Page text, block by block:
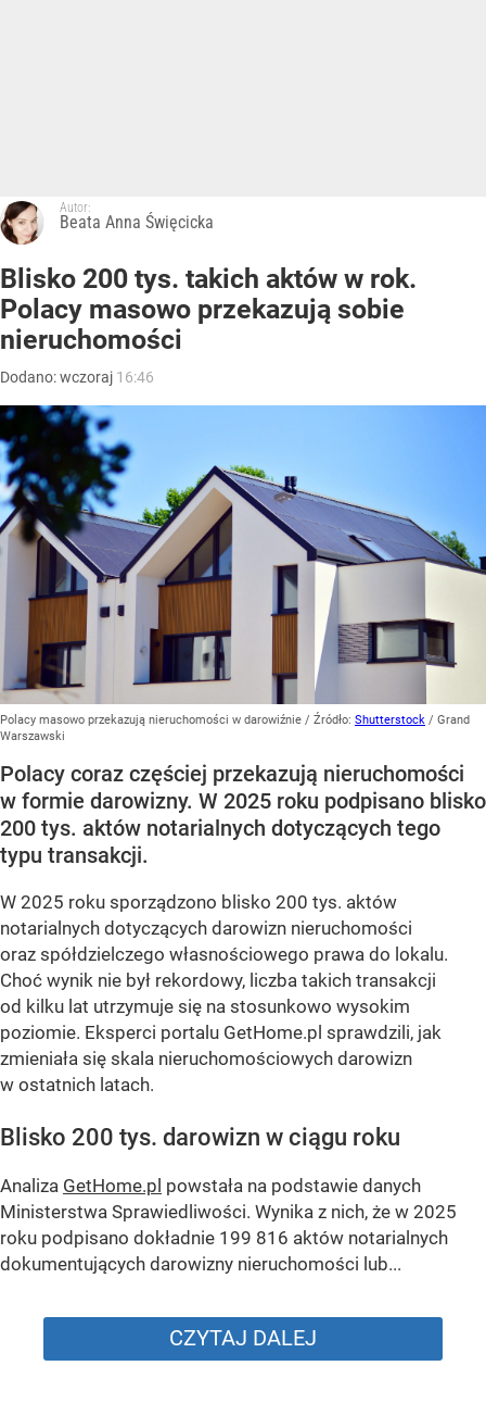
Autor:
Beata Anna Święcicka
Blisko 200 tys. takich aktów w rok.
Polacy masowo przekazują sobie
nieruchomości
Dodano:wczoraj 16:46
Polacy masowo przekazują nieruchomości w darowiźnie / Źródło: Shutterstock / Grand
Warszawski
Polacy coraz częściej przekazują nieruchomości
w formie darowizny. W 2025 roku podpisano blisko
200 tys. aktów notarialnych dotyczących tego
typu transakcji.
W 2025 roku sporządzono blisko 200 tys. aktów
notarialnych dotyczących darowizn nieruchomości
oraz spółdzielczego własnościowego prawa do lokalu.
Choć wynik nie był rekordowy, liczba takich transakcji
od kilku lat utrzymuje się na stosunkowo wysokim
poziomie. Eksperci portalu GetHome.pl sprawdzili, jak
zmieniała się skala nieruchomościowych darowizn
w ostatnich latach.
Blisko 200 tys. darowizn w ciągu roku
Analiza GetHome.pl powstała na podstawie danych
Ministerstwa Sprawiedliwości. Wynika z nich, że w 2025
roku podpisano dokładnie 199 816 aktów notarialnych
dokumentujących darowizny nieruchomości lub...
CZYTAJ DALEJ